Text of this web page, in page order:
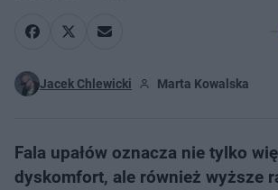
Jacek Chlewicki Marta Kowalska
Fala upałów oznacza nie tylko
dyskomfort, ale również wyższe